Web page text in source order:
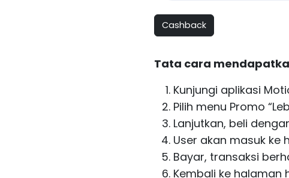
Cashback
Tata cara
Kunjungi aplikasi
Pilih menu Promo
Lanjutkan, beli
User akan masuk ke
Bayar, transaksi
Kembali ke halaman